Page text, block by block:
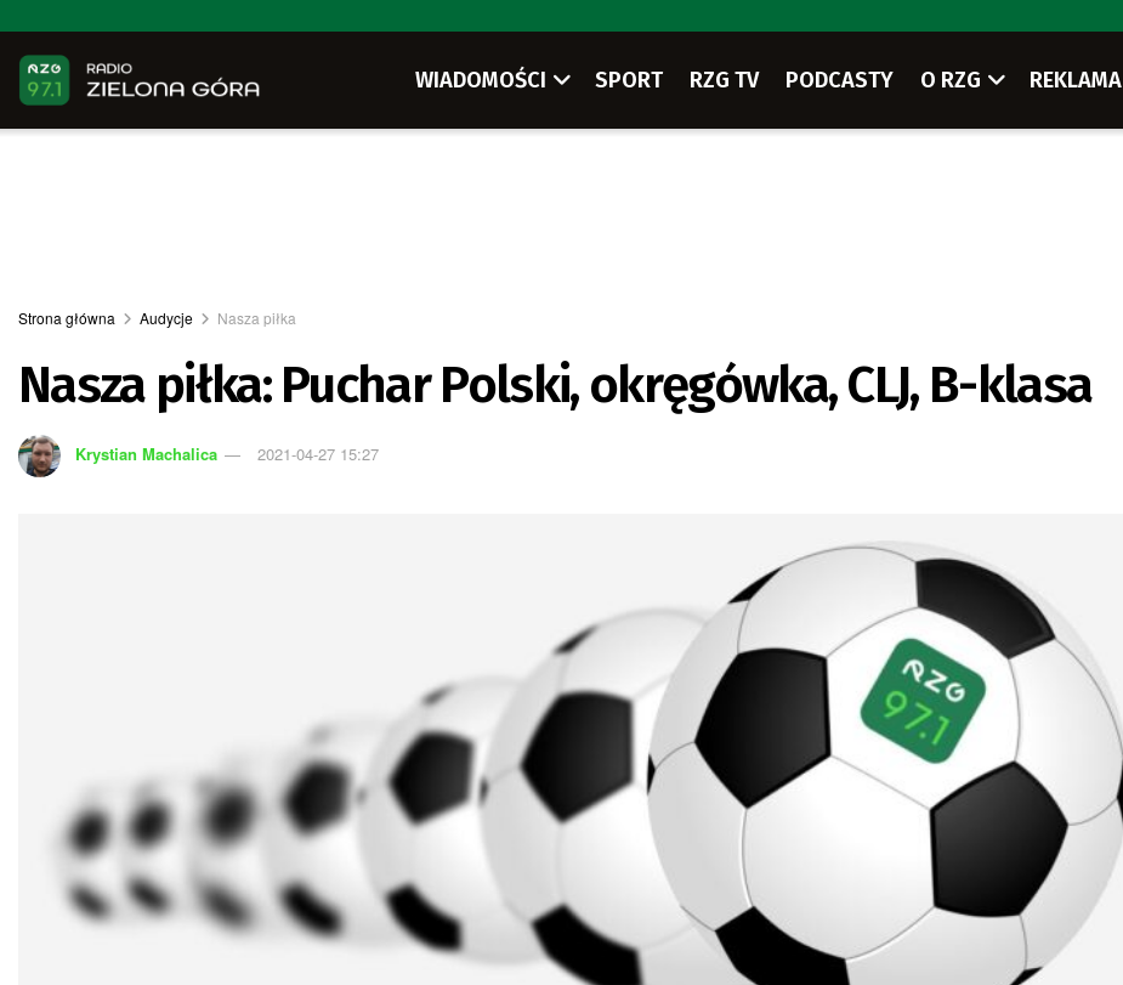
WIADOMOŚCI SPORT RZG TV PODCASTY O RZG REKLAMA
Strona główna Audycje Nasza piłka
Nasza piłka: Puchar Polski, okręgówka, CLJ, B-klasa
Krystian Machalica 2021-04-27 15:27